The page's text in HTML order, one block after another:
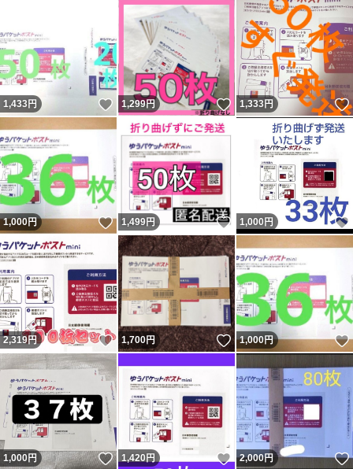
1,433円 いいね！
1,299円 いいね！
1,333円
1,000円 いいね！
1,499円 いいね！
1,000 円
2,319円 いいね！
1,700円 いいね！
1,000円
1,000円 いいね！
1,420 円 いいね！
2,000円